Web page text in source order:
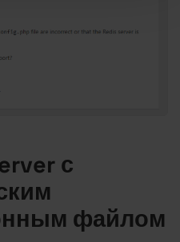
с
файлом